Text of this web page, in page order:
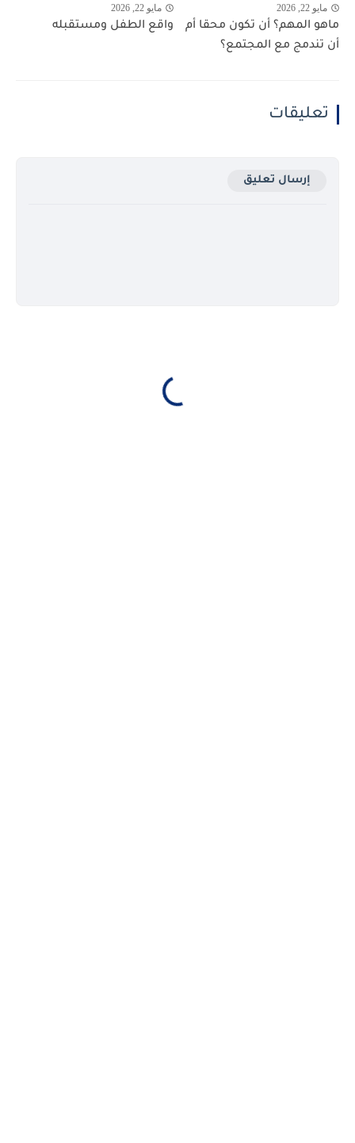
مايو 22, 2026
ماهو المهم؟ أن تكون محقا أم
أن تندمج مع المجتمع؟
مايو 22, 2026
واقع الطفل ومستقبله
تعليقات
إرسال تعليق